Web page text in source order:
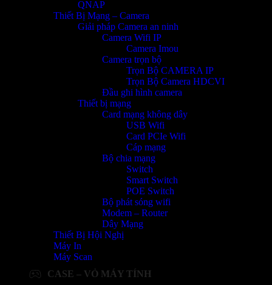
QNAP
Thiết Bị Mạng – Camera
Giải pháp Camera an ninh
Camera Wifi IP
Camera Imou
Camera trọn bộ
Trọn Bộ CAMERA IP
Trọn Bộ Camera HDCVI
Đầu ghi hình camera
Thiết bị mạng
Card mạng không dây
USB Wifi
Card PCIe Wifi
Cáp mạng
Bộ chia mạng
Switch
Smart Switch
POE Switch
Bộ phát sóng wifi
Modem – Router
Dây Mạng
Thiết Bị Hội Nghị
Máy In
Máy Scan
CASE – VỎ MÁY TÍNH